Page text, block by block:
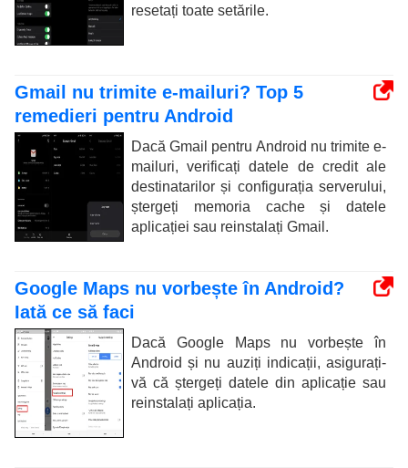
resetați toate setările.
Gmail nu trimite e-mailuri? Top 5
remedieri pentru Android
Dacă Gmail pentru Android nu trimite e-
mailuri, verificați datele de credit ale
destinatarilor și configurația serverului,
ștergeți memoria cache și datele
aplicației sau reinstalați Gmail.
Google Maps nu vorbește în Android?
Iată ce să faci
Dacă Google Maps nu vorbește în
Android și nu auziți indicații, asigurați-
vă că ștergeți datele din aplicație sau
reinstalați aplicația.